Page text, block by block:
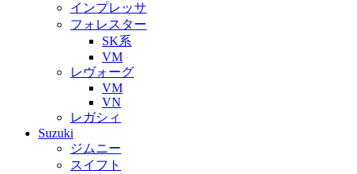
インプレッサ
フォレスター
SK系
VM
レヴォーグ
VM
VN
レガシィ
Suzuki
ジムニー
スイフト